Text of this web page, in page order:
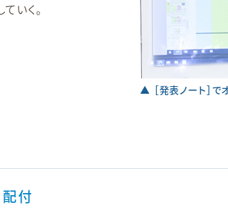
▲ ［発表ノート］で
いく。
配付